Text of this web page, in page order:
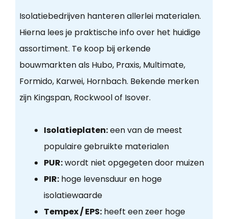
Isolatiebedrijven hanteren allerlei materialen.
Hierna lees je praktische info over het huidige
assortiment. Te koop bij erkende
bouwmarkten als Hubo, Praxis, Multimate,
Formido, Karwei, Hornbach. Bekende merken
zijn Kingspan, Rockwool of Isover.
Isolatieplaten:een van de meest
populaire gebruikte materialen
PUR:wordt niet opgegeten door muizen
PIR:hoge levensduur en hoge
isolatiewaarde
Tempex / EPS:heeft een zeer hoge